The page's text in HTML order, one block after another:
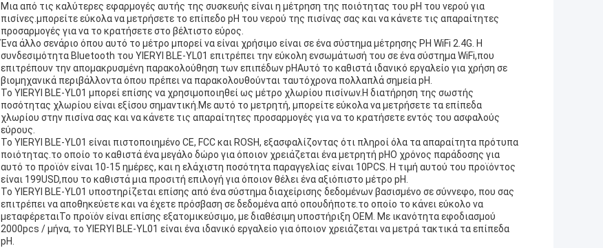
Μια από τις καλύτερες εφαρμογές αυτής της συσκευής είναι η μέτρηση της ποιότητας του pH του νερού για
πισίνες.μπορείτε εύκολα να μετρήσετε το επίπεδο pH του νερού της πισίνας σας και να κάνετε τις απαραίτητες
προσαρμογές για να το κρατήσετε στο βέλτιστο εύρος.
Ένα άλλο σενάριο όπου αυτό το μέτρο μπορεί να είναι χρήσιμο είναι σε ένα σύστημα μέτρησης PH WiFi 2.4G. Η
συνδεσιμότητα Bluetooth του YIERYI BLE-YL01 επιτρέπει την εύκολη ενσωμάτωσή του σε ένα σύστημα WiFi,που
επιτρέπουν την απομακρυσμένη παρακολούθηση των επιπέδων pHΑυτό το καθιστά ιδανικό εργαλείο για χρήση σε
βιομηχανικά περιβάλλοντα όπου πρέπει να παρακολουθούνται ταυτόχρονα πολλαπλά σημεία pH.
Το YIERYI BLE-YL01 μπορεί επίσης να χρησιμοποιηθεί ως μέτρο χλωρίου πισίνων.Η διατήρηση της σωστής
ποσότητας χλωρίου είναι εξίσου σημαντική.Με αυτό το μετρητή, μπορείτε εύκολα να μετρήσετε τα επίπεδα
χλωρίου στην πισίνα σας και να κάνετε τις απαραίτητες προσαρμογές για να το κρατήσετε εντός του ασφαλούς
εύρους.
Το YIERYI BLE-YL01 είναι πιστοποιημένο CE, FCC και ROSH, εξασφαλίζοντας ότι πληροί όλα τα απαραίτητα πρότυπα
ποιότητας.το οποίο το καθιστά ένα μεγάλο δώρο για όποιον χρειάζεται ένα μετρητή pHΟ χρόνος παράδοσης για
αυτό το προϊόν είναι 10-15 ημέρες, και η ελάχιστη ποσότητα παραγγελίας είναι 10PCS. Η τιμή αυτού του προϊόντος
είναι 199USD,που το καθιστά μια προσιτή επιλογή για όποιον θέλει ένα αξιόπιστο μέτρο pH.
Το YIERYI BLE-YL01 υποστηρίζεται επίσης από ένα σύστημα διαχείρισης δεδομένων βασισμένο σε σύννεφο, που σας
επιτρέπει να αποθηκεύετε και να έχετε πρόσβαση σε δεδομένα από οπουδήποτε.το οποίο το κάνει εύκολο να
μεταφέρεταιΤο προϊόν είναι επίσης εξατομικεύσιμο, με διαθέσιμη υποστήριξη OEM. Με ικανότητα εφοδιασμού
2000pcs / μήνα, το YIERYI BLE-YL01 είναι ένα ιδανικό εργαλείο για όποιον χρειάζεται να μετρά τακτικά τα επίπεδα
pH.